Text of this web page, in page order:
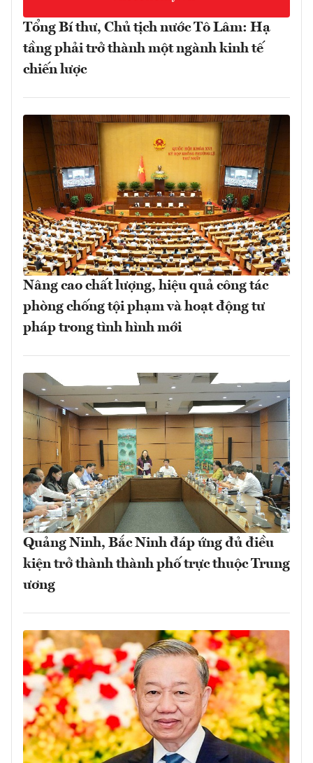
Tổng Bí thư, Chủ tịch nước Tô Lâm: Hạ
tầng phải trở thành một ngành kinh tế
chiến lược
Nâng cao chất lượng, hiệu quả công tác
phòng chống tội phạm và hoạt động tư
pháp trong tình hình mới
Quảng Ninh, Bắc Ninh đáp ứng đủ điều
kiện trở thành thành phố trực thuộc Trung
ương